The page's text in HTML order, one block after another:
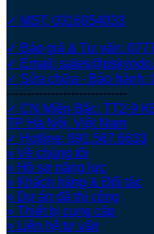
✓ MST: 0316054033
✓ Báo giá & Tư vấn:
✓ Email:
✓ Sửa chữa - Bảo hành:
------------------------------
✓ CN Miền Bắc: TT2-9
TP Hà Nội, Việt Nam
✓ Hotline: 091.567.6633
» Về chúng tôi
» Hồ sơ năng lực
» Khách hàng & Đối tác
» Dự án đã thi công
» Thiết bị cung cấp
» Liên hệ tư vấn